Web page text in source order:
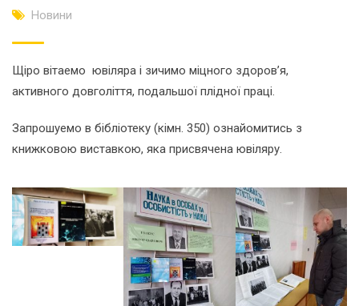
Новини
Щіро вітаемо ювіляра і зичимо міцного здоров’я,
активного довголіття, подальшої плідної праці.
Запрошуемо в бібліотеку (кімн. 350) ознайомитись з
книжковою виставкою, яка присвячена ювіляру.